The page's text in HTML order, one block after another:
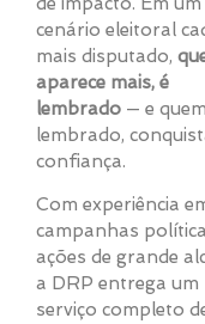
cenário eleitoral
mais disputado,
aparece mais, é
lembrado — e
lembrado,
confiança.
Com experiência
campanhas
ações de grande
a DRP entrega um
serviço completo